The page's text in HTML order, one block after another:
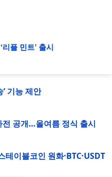
플 민트’ 출시
기능 제안
공개…올여름 정식 출시
이블코인 원화·BTC·USDT